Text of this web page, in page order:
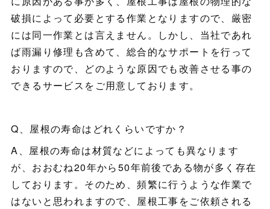
破損によって必要とする作業となりますので、厳密
には同一作業とは言えません。しかし、当社であれ
ば雨漏り修理も含めて、総合的なサポートを行って
おりますので、どのような原因でも改善させる事の
できるサービスをご用意しております。
Q、屋根の寿命はどれくらいですか？
A、屋根の寿命は材質などによっても異なります
が、おおむね20年から50年前後である物が多く存在
しております。そのため、頻繁に行うような作業で
はないと思われますので、屋根工事をご依頼される